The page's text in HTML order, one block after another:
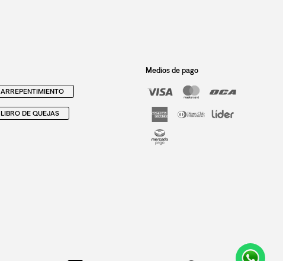
ARREPENTIMIENTO
LIBRO DE QUEJAS
Medios de pago